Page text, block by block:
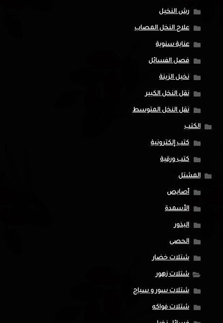
رش النخيل
علاج النخل المصاب
عناية سنوية
فصل الفسائل
نخيل الزينة
نقل النخل الكبير
نقل النخل المتوسط
الكتب
كتب إلكترونية
كتب ورقية
المشتل
أصايص
الأسمدة
البذور
الحصى
شتلات خضار
شتلات زهور
شتلات سور و سياج
شتلات فواكه